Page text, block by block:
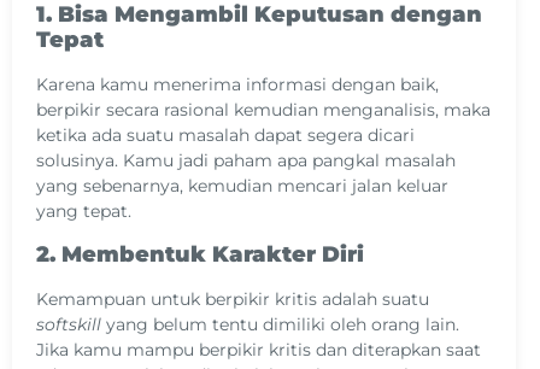
1. Bisa Mengambil Keputusan dengan
Tepat
Karena kamu menerima informasi dengan baik,
berpikir secara rasional kemudian menganalisis, maka
ketika ada suatu masalah dapat segera dicari
solusinya. Kamu jadi paham apa pangkal masalah
yang sebenarnya, kemudian mencari jalan keluar
yang tepat.
2. Membentuk Karakter Diri
Kemampuan untuk berpikir kritis adalah suatu
softskill yang belum tentu dimiliki oleh orang lain.
Jika kamu mampu berpikir kritis dan diterapkan saat